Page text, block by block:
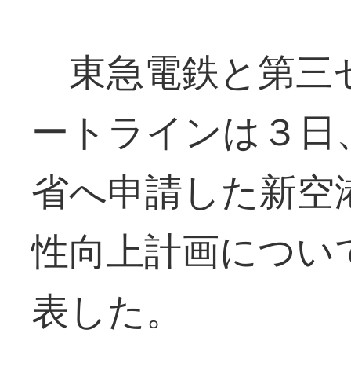
東急電鉄と第三
ートラインは３
省へ申請した新
性向上計画につ
表した。